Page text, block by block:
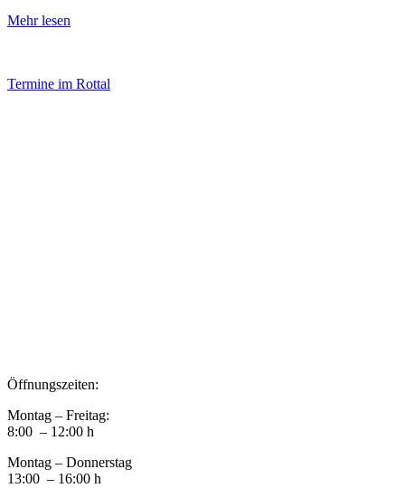
Mehr lesen
Termine im Rottal
Öffnungszeiten:
Montag – Freitag:
8:00 – 12:00 h
Montag – Donnerstag
13:00 – 16:00 h